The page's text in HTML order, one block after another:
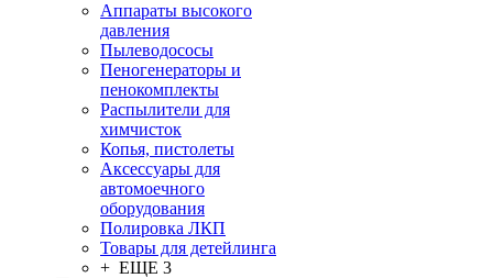
Аппараты высокого
давления
Пылеводососы
Пеногенераторы и
пенокомплекты
Распылители для
химчисток
Копья, пистолеты
Аксессуары для
автомоечного
оборудования
Полировка ЛКП
Товары для детейлинга
+ ЕЩЕ 3